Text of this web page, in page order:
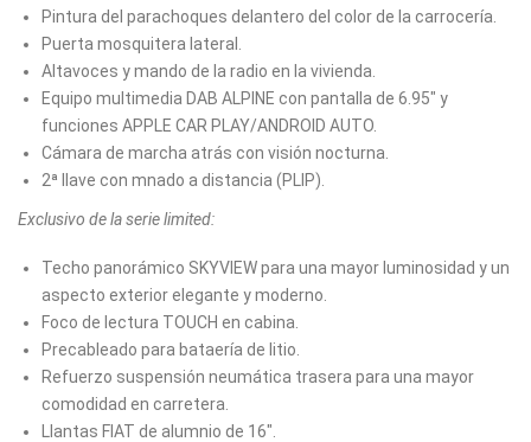
Pintura del parachoques delantero del color de la carrocería.
Puerta mosquitera lateral.
Altavoces y mando de la radio en la vivienda.
Equipo multimedia DAB ALPINE con pantalla de 6.95" y
funciones APPLE CAR PLAY/ANDROID AUTO.
Cámara de marcha atrás con visión nocturna.
2ª llave con mnado a distancia (PLIP).
Exclusivo de la serie limited:
Techo panorámico SKYVIEW para una mayor luminosidad y un
aspecto exterior elegante y moderno.
Foco de lectura TOUCH en cabina.
Precableado para bataería de litio.
Refuerzo suspensión neumática trasera para una mayor
comodidad en carretera.
Llantas FIAT de alumnio de 16".